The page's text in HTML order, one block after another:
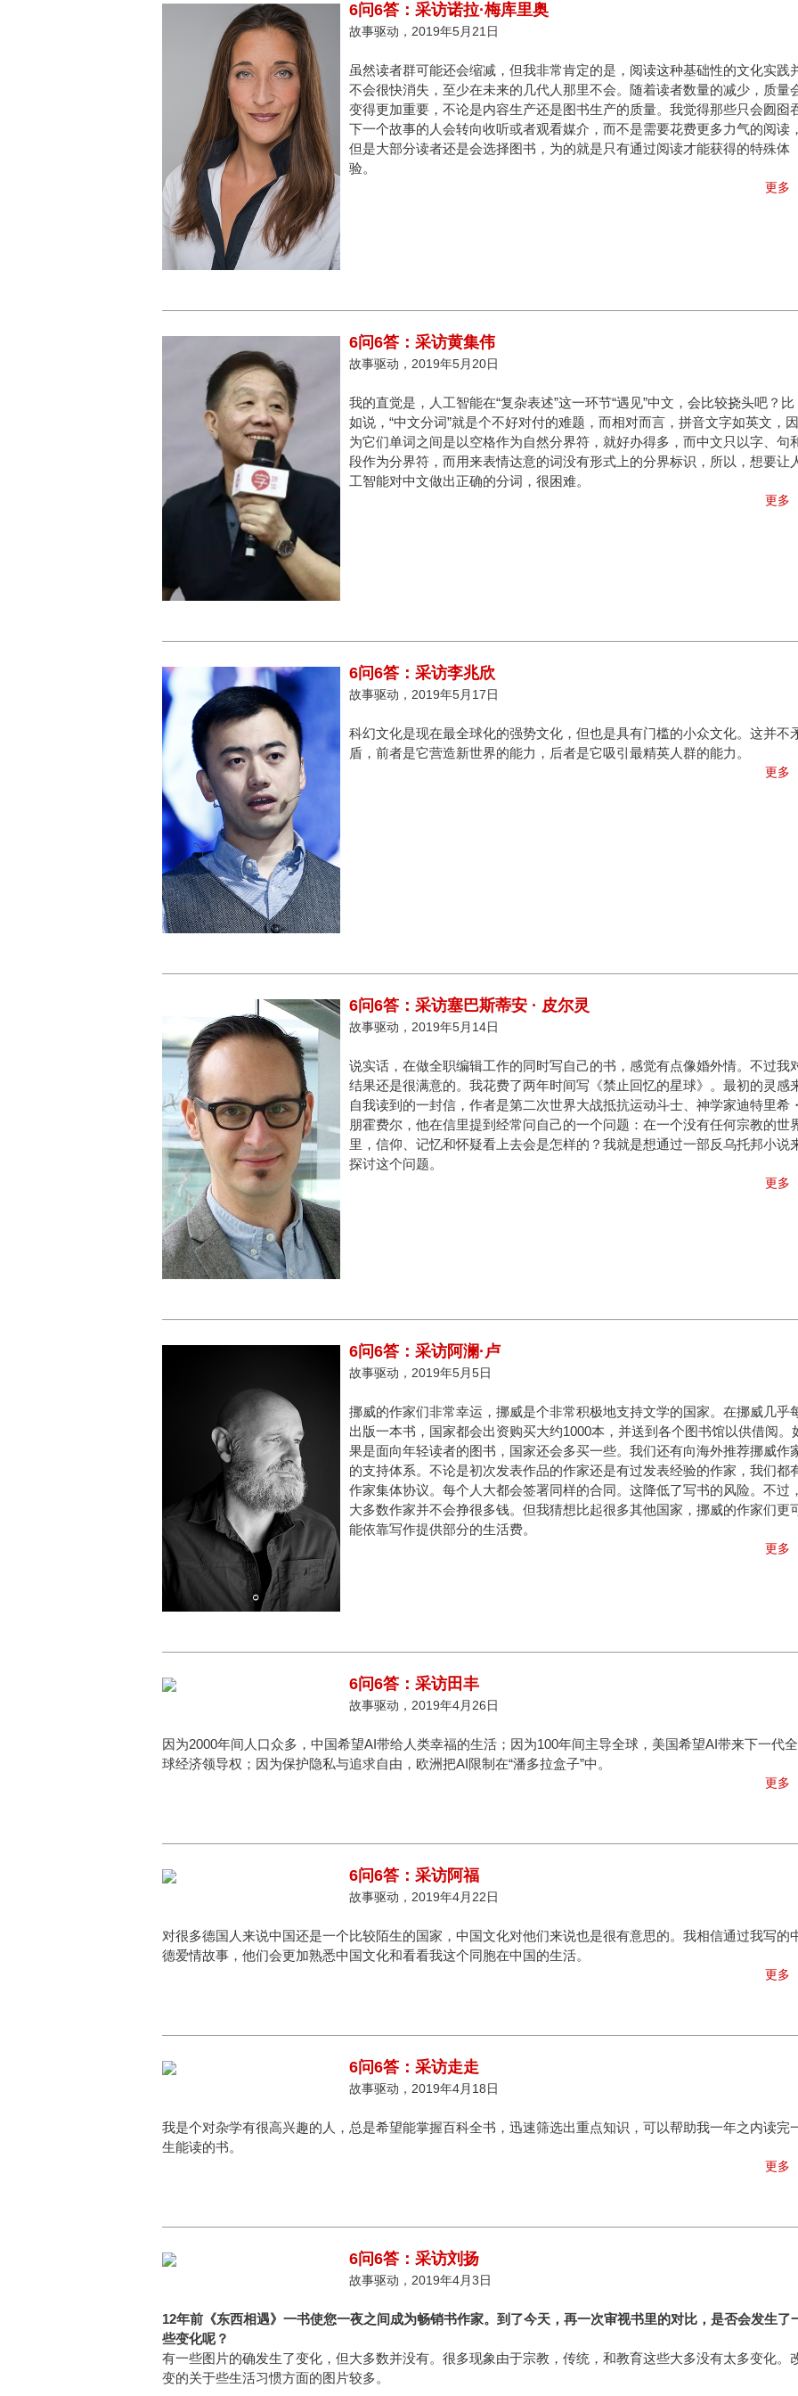
6问6答：采访诺拉·梅库里奥
故事驱动，2019年5月21日
虽然读者群可能还会缩减，但我非常肯定的是，阅读这种基础性的文化实践
不会很快消失，至少在未来的几代人那里不会。随着读者数量的减少，质量
变得更加重要，不论是内容生产还是图书生产的质量。我觉得那些只会囫囵
下一个故事的人会转向收听或者观看媒介，而不是需要花费更多力气的阅读，
但是大部分读者还是会选择图书，为的就是只有通过阅读才能获得的特殊体
验。
更多
6问6答：采访黄集伟
故事驱动，2019年5月20日
我的直觉是，人工智能在“复杂表述”这一环节“遇见”中文，会比较挠头吧？比
如说，“中文分词”就是个不好对付的难题，而相对而言，拼音文字如英文，因
为它们单词之间是以空格作为自然分界符，就好办得多，而中文只以字、句
段作为分界符，而用来表情达意的词没有形式上的分界标识，所以，想要让
工智能对中文做出正确的分词，很困难。
更多
6问6答：采访李兆欣
故事驱动，2019年5月17日
科幻文化是现在最全球化的强势文化，但也是具有门槛的小众文化。这并不
盾，前者是它营造新世界的能力，后者是它吸引最精英人群的能力。
更多
6问6答：采访塞巴斯蒂安 · 皮尔灵
故事驱动，2019年5月14日
说实话，在做全职编辑工作的同时写自己的书，感觉有点像婚外情。不过我
结果还是很满意的。我花费了两年时间写《禁止回忆的星球》。最初的灵感
自我读到的一封信，作者是第二次世界大战抵抗运动斗士、神学家迪特里希・
朋霍费尔，他在信里提到经常问自己的一个问题：在一个没有任何宗教的世
里，信仰、记忆和怀疑看上去会是怎样的？我就是想通过一部反乌托邦小说
探讨这个问题。
更多
6问6答：采访阿澜·卢
故事驱动，2019年5月5日
挪威的作家们非常幸运，挪威是个非常积极地支持文学的国家。在挪威几乎
出版一本书，国家都会出资购买大约1000本，并送到各个图书馆以供借阅。
果是面向年轻读者的图书，国家还会多买一些。我们还有向海外推荐挪威作
的支持体系。不论是初次发表作品的作家还是有过发表经验的作家，我们都
作家集体协议。每个人大都会签署同样的合同。这降低了写书的风险。不过，
大多数作家并不会挣很多钱。但我猜想比起很多其他国家，挪威的作家们更
能依靠写作提供部分的生活费。
更多
6问6答：采访田丰
故事驱动，2019年4月26日
因为2000年间人口众多，中国希望AI带给人类幸福的生活；因为100年间主导全球，美国希望AI带来下一代全
球经济领导权；因为保护隐私与追求自由，欧洲把AI限制在“潘多拉盒子”中。
更多
6问6答：采访阿福
故事驱动，2019年4月22日
对很多德国人来说中国还是一个比较陌生的国家，中国文化对他们来说也是很有意思的。我相信通过我写的
德爱情故事，他们会更加熟悉中国文化和看看我这个同胞在中国的生活。
更多
6问6答：采访走走
故事驱动，2019年4月18日
我是个对杂学有很高兴趣的人，总是希望能掌握百科全书，迅速筛选出重点知识，可以帮助我一年之内读完
生能读的书。
更多
6问6答：采访刘扬
故事驱动，2019年4月3日
12年前《东西相遇》一书使您一夜之间成为畅销书作家。到了今天，再一次审视书里的对比，是否会发生了
些变化呢？
有一些图片的确发生了变化，但大多数并没有。很多现象由于宗教，传统，和教育这些大多没有太多变化。
变的关于些生活习惯方面的图片较多。